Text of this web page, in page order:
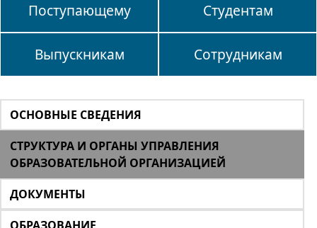
Поступающему Студентам
Выпускникам Сотрудникам
ОСНОВНЫЕ СВЕДЕНИЯ
СТРУКТУРА И ОРГАНЫ УПРАВЛЕНИЯ
ОБРАЗОВАТЕЛЬНОЙ ОРГАНИЗАЦИЕЙ
ДОКУМЕНТЫ